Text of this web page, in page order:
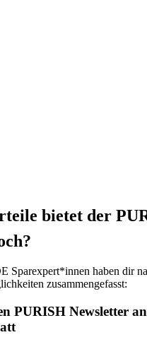
bietet der
Sparexpert*innen haben dir
zusammengefasst:
PURISH Newsletter